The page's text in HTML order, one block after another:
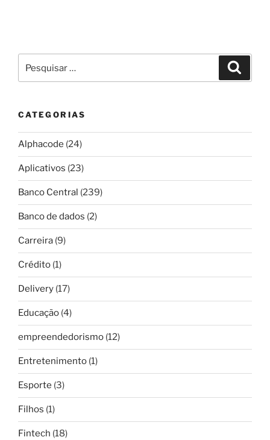
por:
CATEGORIAS
Alphacode (24)
Aplicativos (23)
Banco Central (239)
Banco de dados (2)
Carreira (9)
Crédito (1)
Delivery (17)
Educação (4)
empreendedorismo (12)
Entretenimento (1)
Esporte (3)
Filhos (1)
Fintech (18)